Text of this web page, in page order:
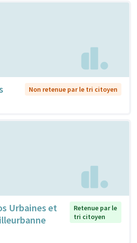
Non retenue par le tri citoyen
Urbaines et
Retenue par le
tri citoyen